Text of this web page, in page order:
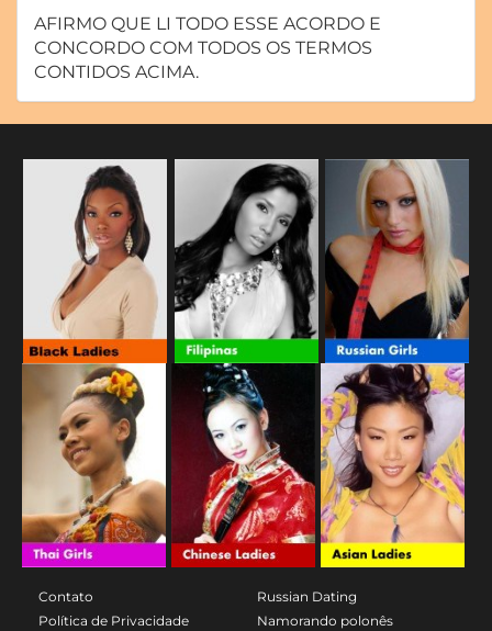
AFIRMO QUE LI TODO ESSE ACORDO E
CONCORDO COM TODOS OS TERMOS
CONTIDOS ACIMA.
Contato
Política de Privacidade
Russian Dating
Namorando polonês